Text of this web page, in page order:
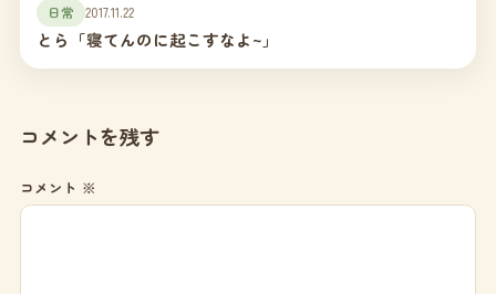
日常 2017.11.22
とら「寝てんのに起こすなよ~」
コメントを残す
コメント ※